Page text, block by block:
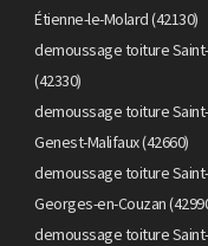
Étienne-le-Molard (42130)
demoussage toiture
(42330)
demoussage toiture Saint-
Genest-Malifaux (42660)
demoussage toiture Saint-
Georges-en-Couzan
demoussage toiture Saint-